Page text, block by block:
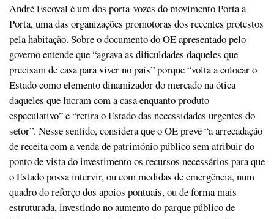
André Escoval é um dos porta-vozes do movimento Porta a
Porta, uma das organizações promotoras dos recentes protestos
pela habitação. Sobre o documento do OE apresentado pelo
governo entende que “agrava as dificuldades daqueles que
precisam de casa para viver no país” porque “volta a colocar o
Estado como elemento dinamizador do mercado na ótica
daqueles que lucram com a casa enquanto produto
especulativo” e “retira o Estado das necessidades urgentes do
setor”. Nesse sentido, considera que o OE prevê “a arrecadação
de receita com a venda de património público sem atribuir do
ponto de vista do investimento os recursos necessários para que
o Estado possa intervir, ou com medidas de emergência, num
quadro do reforço dos apoios pontuais, ou de forma mais
estruturada, investindo no aumento do parque público de